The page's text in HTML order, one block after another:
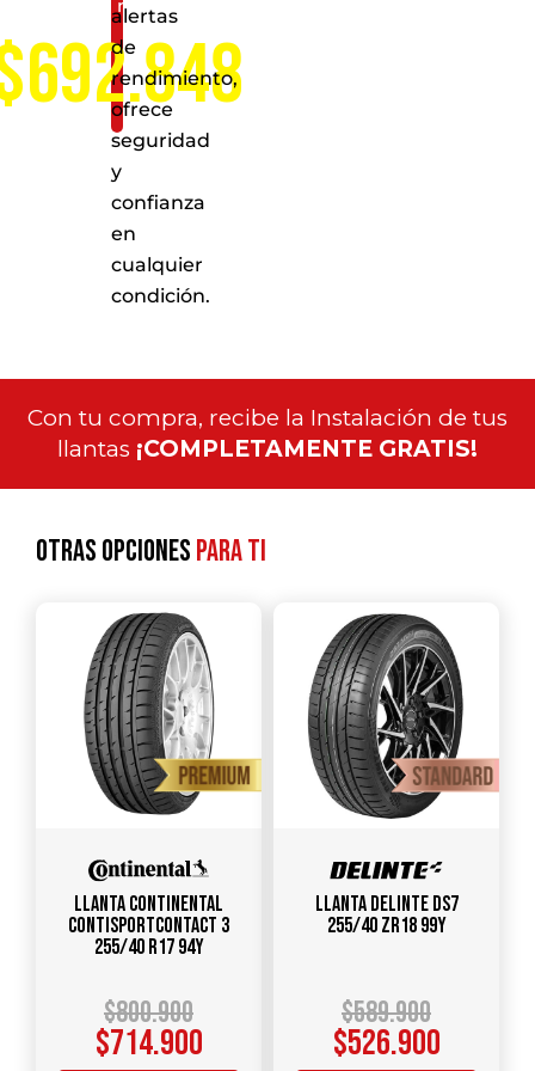
nacional
alertas
de
rendimiento,
ofrece
seguridad
y
confianza
en
cualquier
condición.
Con tu compra, recibe la Instalación de tus
llantas ¡COMPLETAMENTE GRATIS!
Otras opcionespara ti
Llanta CONTINENTAL
ContiSportContact 3
255/40 R17 94Y
$800.900
$714.900
Llanta DELINTE DS7
255/40 ZR18 99Y
$589.900
$526.900